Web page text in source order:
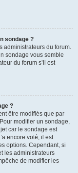
sondage ?
administrateurs du forum.
sondage vous semble
du forum s’il est
?
être modifiés que par
modifier un sondage,
car le sondage est
encore voté, il est
options. Cependant, si
les administrateurs
de modifier les